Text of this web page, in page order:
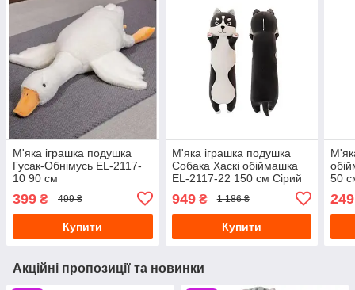
М'яка іграшка подушка
Гусак-Обнімусь EL-2117-
10 90 см
399 ₴ 499 ₴
Купити
М'яка іграшка подушка
Собака Хаскі обіймашка
EL-2117-22 150 см Сірий
949₴ 1 186 ₴
Купити
50
249
Акційні пропозиції та новинки